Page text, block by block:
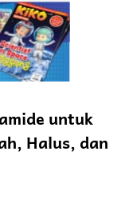
untuk
Halus, dan